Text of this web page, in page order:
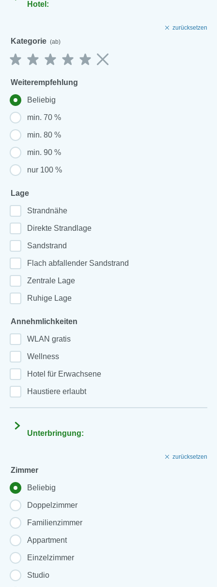
Hotel:
zurücksetzen
Kategorie (ab)
Weiterempfehlung
Beliebig
min. 70 %
min. 80 %
min. 90 %
nur 100 %
Lage
Strandnähe
Direkte Strandlage
Sandstrand
Flach abfallender Sandstrand
Zentrale Lage
Ruhige Lage
Annehmlichkeiten
WLAN gratis
Wellness
Hotel für Erwachsene
Haustiere erlaubt
Unterbringung:
zurücksetzen
Zimmer
Beliebig
Doppelzimmer
Familienzimmer
Appartment
Einzelzimmer
Studio